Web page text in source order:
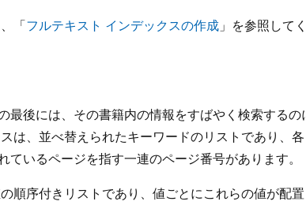
「フルテキスト インデックスの作成 」を参照してく
最後には、その書籍内の情報をすばやく検索するの
は、並べ替えられたキーワードのリストであり、各
いるページを指す一連のページ番号があります。
順序付きリストであり、値ごとにこれらの値が配置